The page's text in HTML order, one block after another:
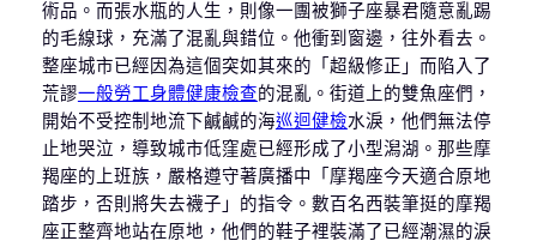
術品。而張水瓶的人生，則像一團被獅子座暴君隨意亂踢
的毛線球，充滿了混亂與錯位。他衝到窗邊，往外看去。
整座城市已經因為這個突如其來的「超級修正」而陷入了
荒謬一般勞工身體健康檢查的混亂。街道上的雙魚座們，
開始不受控制地流下鹹鹹的海巡迴健檢水淚，他們無法停
止地哭泣，導致城市低窪處已經形成了小型潟湖。那些摩
羯座的上班族，嚴格遵守著廣播中「摩羯座今天適合原地
踏步，否則將失去襪子」的指令。數百名西裝筆挺的摩羯
座正整齊地站在原地，他們的鞋子裡裝滿了已經潮濕的淚